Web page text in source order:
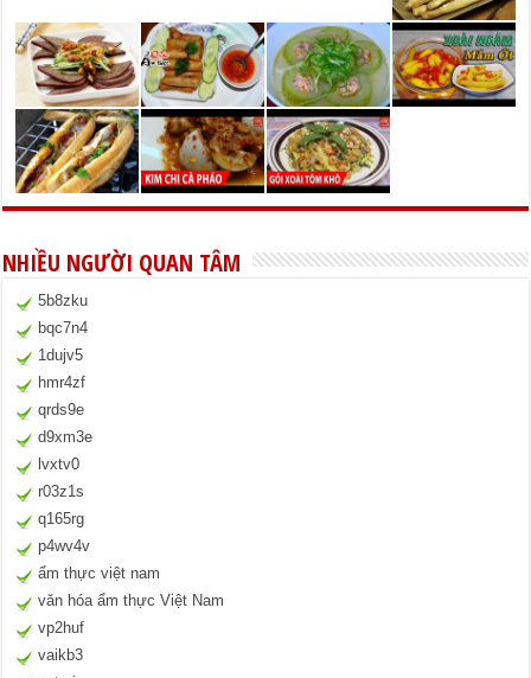
NHIỀU NGƯỜI QUAN TÂM
5b8zku
bqc7n4
1dujv5
hmr4zf
qrds9e
d9xm3e
lvxtv0
r03z1s
q165rg
p4wv4v
ẩm thực việt nam
văn hóa ẩm thực Việt Nam
vp2huf
vaikb3